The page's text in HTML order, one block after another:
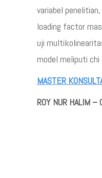
variabel
loading factor
uji
model meliputi chi
MASTER
ROY NUR HALIM